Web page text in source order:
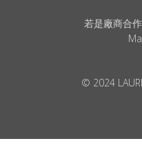
若是廠商合
© 2024